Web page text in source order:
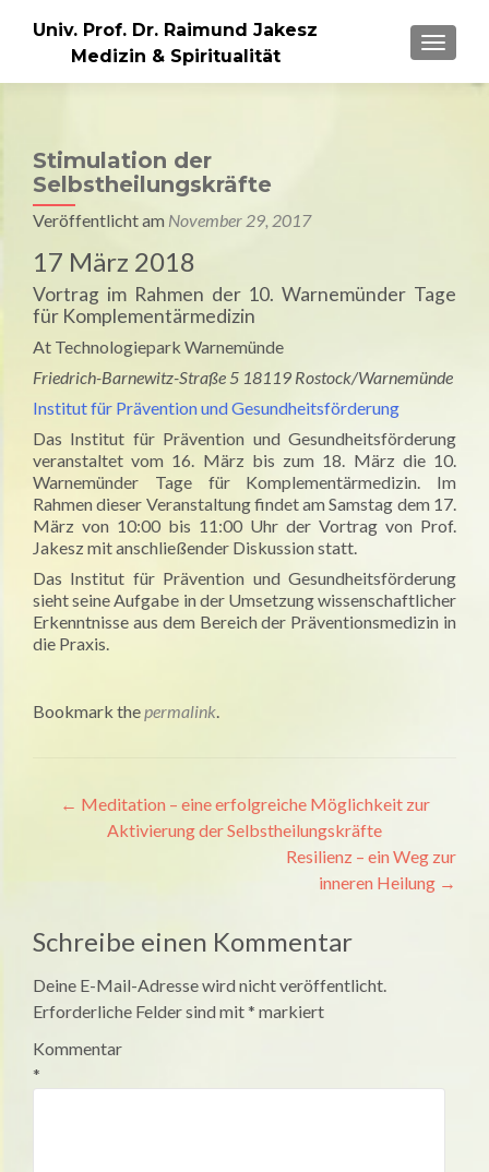
MENU
Univ. Prof. Dr. Raimund Jakesz
Medizin & Spiritualität
Stimulation der
Selbstheilungskräfte
Veröffentlicht am November 29, 2017
17 März 2018
Vortrag im Rahmen der 10. Warnemünder Tage
für Komplementärmedizin
At Technologiepark Warnemünde
Friedrich-Barnewitz-Straße 5 18119 Rostock/Warnemünde
Institut für Prävention und Gesundheitsförderung
Das Institut für Prävention und Gesundheitsförderung
veranstaltet vom 16. März bis zum 18. März die 10.
Warnemünder Tage für Komplementärmedizin. Im
Rahmen dieser Veranstaltung findet am Samstag dem 17.
März von 10:00 bis 11:00 Uhr der Vortrag von Prof.
Jakesz mit anschließender Diskussion statt.
Das Institut für Prävention und Gesundheitsförderung
sieht seine Aufgabe in der Umsetzung wissenschaftlicher
Erkenntnisse aus dem Bereich der Präventionsmedizin in
die Praxis.
Bookmark thepermalink.
Artikel-
Navigation
← Meditation – eine erfolgreiche Möglichkeit zur
Aktivierung der Selbstheilungskräfte
Resilienz – ein Weg zur
inneren Heilung →
Schreibe einen Kommentar
Deine E-Mail-Adresse wird nicht veröffentlicht.
Erforderliche Felder sind mit* markiert
Kommentar
*